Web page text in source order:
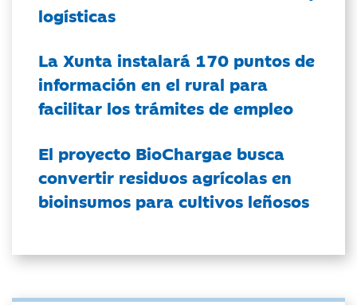
logísticas
La Xunta instalará 170 puntos de
información en el rural para
facilitar los trámites de empleo
El proyecto BioChargae busca
convertir residuos agrícolas en
bioinsumos para cultivos leñosos